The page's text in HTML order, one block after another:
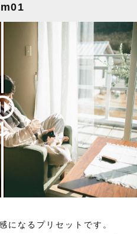
になるプリセットです。